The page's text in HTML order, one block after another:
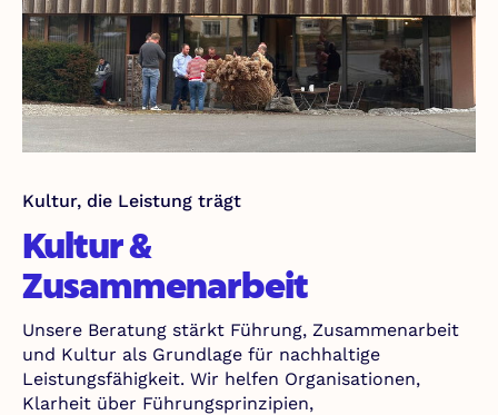
Kultur, die Leistung trägt
Kultur &
Zusammenarbeit
Unsere Beratung stärkt Führung, Zusammenarbeit
und Kultur als Grundlage für nachhaltige
Leistungsfähigkeit. Wir helfen Organisationen,
Klarheit über Führungsprinzipien,